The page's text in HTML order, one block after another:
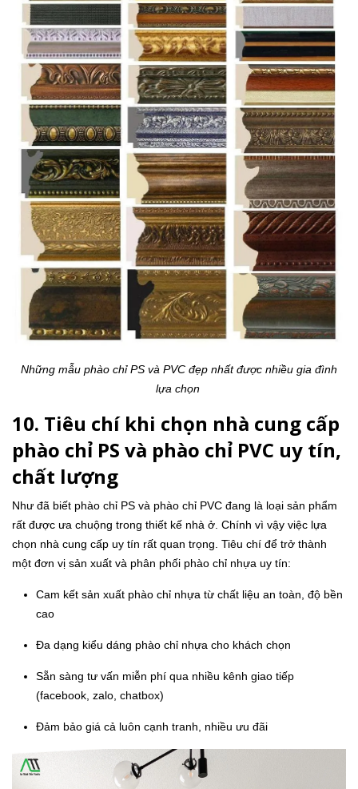
Những mẫu phào chỉ PS và PVC đẹp nhất được nhiều gia đình
lựa chọn
10. Tiêu chí khi chọn nhà cung cấp
phào chỉ PS và phào chỉ PVC uy tín,
chất lượng
Như đã biết phào chỉ PS và phào chỉ PVC đang là loại sản phẩm
rất được ưa chuộng trong thiết kế nhà ở. Chính vì vậy việc lựa
chọn nhà cung cấp uy tín rất quan trọng. Tiêu chí để trở thành
một đơn vị sản xuất và phân phối phào chỉ nhựa uy tín:
Cam kết sản xuất phào chỉ nhựa từ chất liệu an toàn, độ bền
cao
Đa dạng kiểu dáng phào chỉ nhựa cho khách chọn
Sẵn sàng tư vấn miễn phí qua nhiều kênh giao tiếp
(facebook, zalo, chatbox)
Đảm bảo giá cả luôn cạnh tranh, nhiều ưu đãi